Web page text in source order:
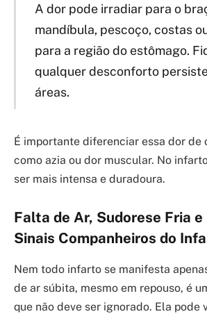
A dor pode irradiar para o
mandíbula, pescoço, costas
para a região do estômago.
qualquer desconforto
áreas.
É importante diferenciar essa dor de
como azia ou dor muscular. No
ser mais intensa e duradoura.
Falta de Ar, Sudorese Fria e
Sinais Companheiros do
Nem todo infarto se manifesta
de ar súbita, mesmo em repouso, é
que não deve ser ignorado. Ela pode